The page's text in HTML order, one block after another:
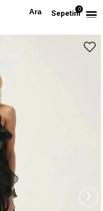
Sepetim0
Premium Siyah Elbise